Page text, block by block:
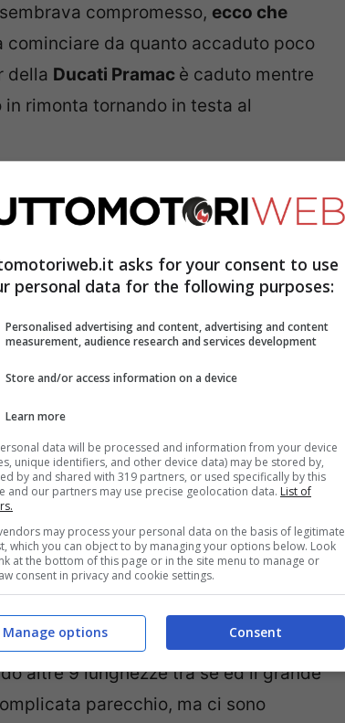
compromesso, ecco che
cominciare da quanto accaduto poco
della Ducati Pramac è caduto mentre
rimonta tornando in testa al
davvero pazzesco, nel
con la Sprint Race, per via del
la Sprint è stata cancellata).
Martin
sbagliato la scelta della
crollata nel finale.
da ben quattro piloti,tra cui il
vinto la corsa
. Anche Bagnaia ne
altre 9 lunghezze tra sé ed il grande
parecchio, ma ci sono
asks for your consent to use
personal data for the following purposes:
Personalised advertising and content, advertising and content
measurement, audience research and services development
Store and/or access information on a device
Learn more
data will be processed and information from your device
unique identifiers, and other device data) may be stored by,
by and shared with 319 partners, or used specifically by this
and our partners may use precise geolocation data. List of
may process your personal data on the basis of legitimate
which you can object to by managing your options below. Look
at the bottom of this page or in the site menu to manage or
consent in privacy and cookie settings.
Consent
Manage options